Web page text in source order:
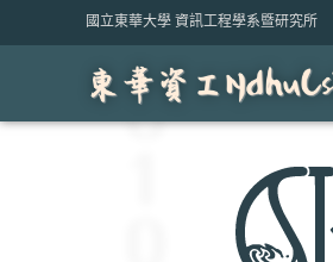
to
國立東華大學 資訊工程學系暨研究所